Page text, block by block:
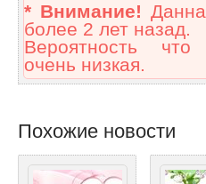
* Внимание!
более 2 лет назад.
Вероятность
очень низкая.
Похожие новости